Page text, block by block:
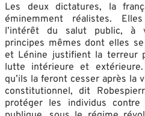
Les deux dictatures, la
éminemment réalistes.
l’intérêt du salut public, à
principes mêmes dont elles
et Lénine justifient la terreur
lutte intérieure et
qu’ils la feront cesser après la
constitutionnel, dit
protéger les individus contre